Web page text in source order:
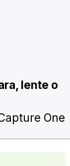
lente o
One